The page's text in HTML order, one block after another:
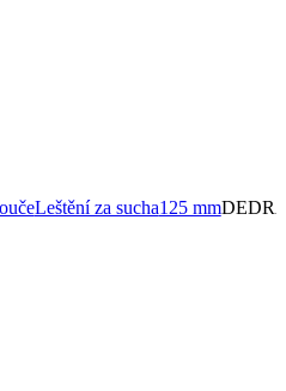
Leštění za sucha125 mm